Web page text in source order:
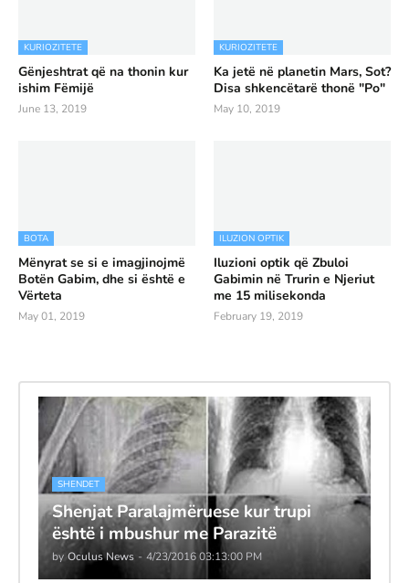
KURIOZITETE
Gënjeshtrat që na thonin kur
ishim Fëmijë
June 13, 2019
KURIOZITETE
Ka jetë në planetin Mars, Sot?
Disa shkencëtarë thonë "Po"
May 10, 2019
BOTA
Mënyrat se si e imagjinojmë
Botën Gabim, dhe si është e
Vërteta
May 01, 2019
ILUZION OPTIK
Iluzioni optik që Zbuloi
Gabimin në Trurin e Njeriut
me 15 milisekonda
February 19, 2019
SHENDET
Shenjat Paralajmëruese kur trupi
është i mbushur me Parazitë
by Oculus News - 4/23/2016 03:13:00 PM